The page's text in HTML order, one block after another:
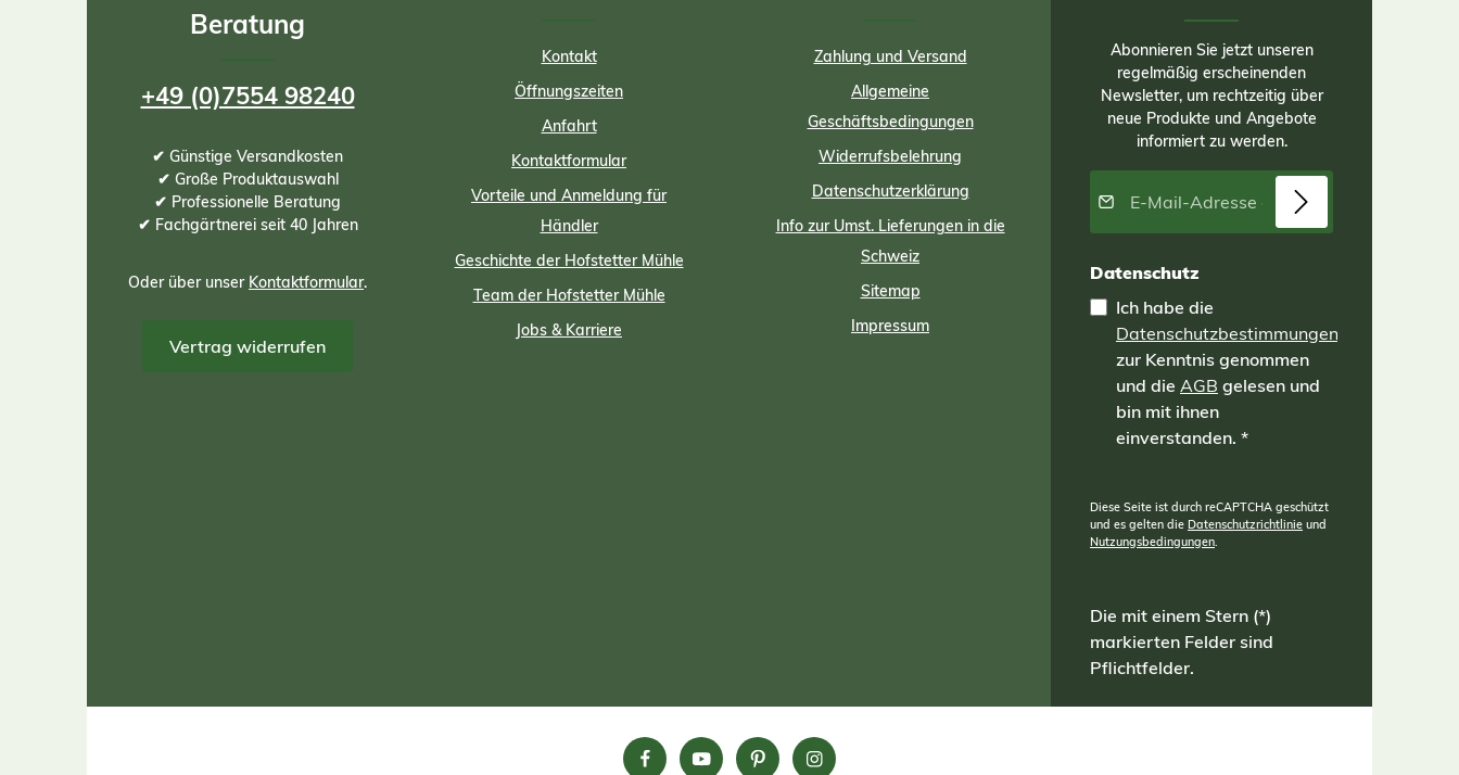
Beratung
+49 (0)7554 98240
✔ Günstige Versandkosten
✔ Große Produktauswahl
✔ Professionelle Beratung
✔ Fachgärtnerei seit 40 Jahren
Oder über unser Kontaktformular.
Vertrag widerrufen
Kontakt
Öffnungszeiten
Anfahrt
Kontaktformular
Vorteile und Anmeldung für
Händler
Geschichte der Hofstetter Mühle
Team der Hofstetter Mühle
Jobs & Karriere
Zahlung und Versand
Allgemeine
Geschäftsbedingungen
Widerrufsbelehrung
Datenschutzerklärung
Info zur Umst. Lieferungen in die
Schweiz
Sitemap
Impressum
Abonnieren Sie jetzt unseren
regelmäßig erscheinenden
Newsletter, um rechtzeitig über
neue Produkte und Angebote
informiert zu werden.
E-Mail-Adresse*
Datenschutz
Ich habe die
Datenschutzbestimmungen
zur Kenntnis genommen
und die AGB gelesen und
bin mit ihnen
einverstanden. *
Diese Seite ist durch reCAPTCHA geschützt
und es gelten die Datenschutzrichtlinie und
Nutzungsbedingungen.
Die mit einem Stern (*)
markierten Felder sind
Pflichtfelder.